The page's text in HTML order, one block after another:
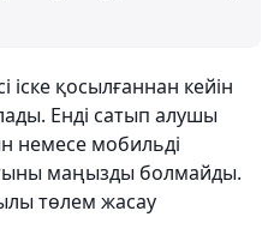
іске қосылғаннан кейін
Енді сатып алушы
немесе мобильді
маңызды болмайды.
төлем жасау